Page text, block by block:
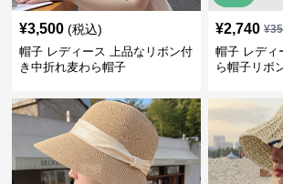
¥3,500 (税込)
帽子 レディース 上品なリボン付
き中折れ麦わら帽子
¥2,740 ¥
帽子 レディ
ら帽子リボ